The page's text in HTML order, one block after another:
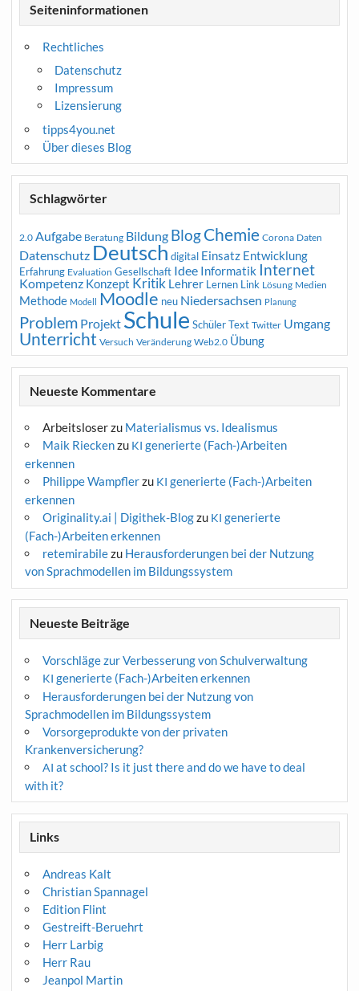
Seiteninformationen
Rechtliches
Datenschutz
Impressum
Lizensierung
tipps4you.net
Über dieses Blog
Schlagwörter
2.0 Aufgabe Beratung Bildung BlogChemie Corona Daten
Datenschutz Deutsch digital Einsatz Entwicklung
Erfahrung Evaluation Gesellschaft Idee Informatik Internet
Kompetenz Konzept Kritik Lehrer Lernen Link Lösung Medien
Methode Modell Moodle neu Niedersachsen Planung
Problem Projekt Schule Schüler Text Twitter Umgang
Unterricht Versuch Veränderung Web2.0 Übung
Neueste Kommentare
Arbeitsloserzu Materialismus vs. Idealismus
Maik Rieckenzu KI generierte (Fach-)Arbeiten
erkennen
Philippe Wampflerzu KI generierte (Fach-)Arbeiten
erkennen
Originality.ai | Digithek-Blogzu KI generierte
(Fach-)Arbeiten erkennen
retemirabilezu Herausforderungen bei der Nutzung
von Sprachmodellen im Bildungssystem
Neueste Beiträge
Vorschläge zur Verbesserung von Schulverwaltung
KI generierte (Fach-)Arbeiten erkennen
Herausforderungen bei der Nutzung von
Sprachmodellen im Bildungssystem
Vorsorgeprodukte von der privaten
Krankenversicherung?
AI at school? Is it just there and do we have to deal
with it?
Links
Andreas Kalt
Christian Spannagel
Edition Flint
Gestreift-Beruehrt
Herr Larbig
Herr Rau
Jeanpol Martin